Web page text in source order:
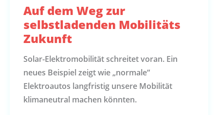
Auf dem Weg zur
selbstladenden Mobilitäts
Zukunft
Solar-Elektromobilität schreitet voran. Ein
neues Beispiel zeigt wie „normale“
Elektroautos langfristig unsere Mobilität
klimaneutral machen könnten.